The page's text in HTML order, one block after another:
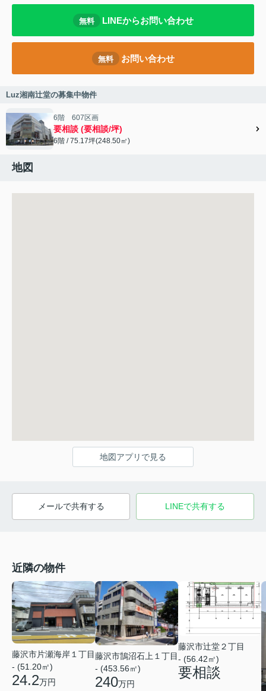
無料 LINEからお問い合わせ
無料 お問い合わせ
Luz湘南辻堂の募集中物件
6階 607区画
要相談 (要相談/坪)
6階 / 75.17坪(248.50㎡)
地図
地図アプリで見る
メールで共有する LINEで共有する
近隣の物件
藤沢市片瀬海岸１丁目
- (51.20㎡)
24.2万円
藤沢市鵠沼石上１丁目
- (453.56㎡)
240万円
藤沢市辻堂２丁目
- (56.42㎡)
要相談